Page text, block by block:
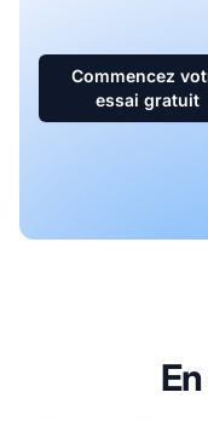
Commencez
essai gratuit